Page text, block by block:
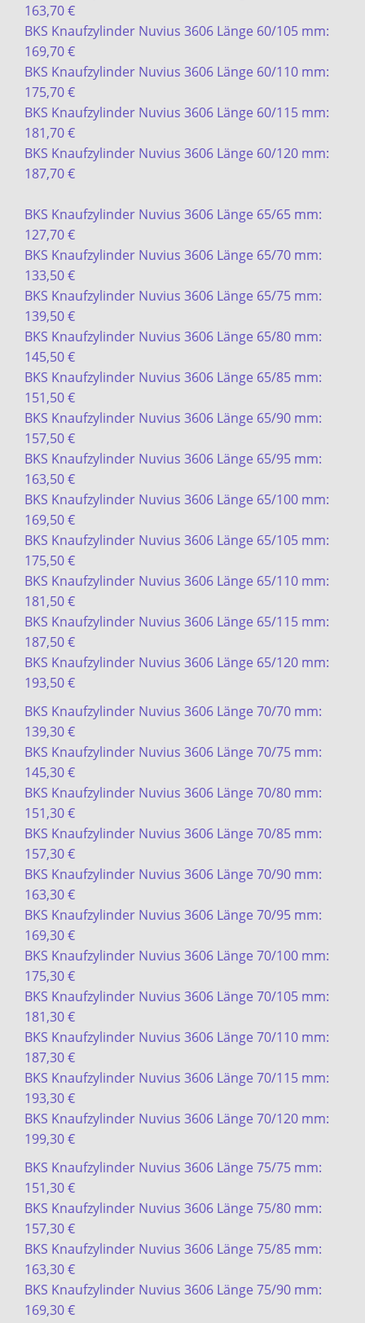
163,70 €
BKS Knaufzylinder Nuvius 3606 Länge 60/105 mm:
169,70 €
BKS Knaufzylinder Nuvius 3606 Länge 60/110 mm:
175,70 €
BKS Knaufzylinder Nuvius 3606 Länge 60/115 mm:
181,70 €
BKS Knaufzylinder Nuvius 3606 Länge 60/120 mm:
187,70 €
BKS Knaufzylinder Nuvius 3606 Länge 65/65 mm:
127,70 €
BKS Knaufzylinder Nuvius 3606 Länge 65/70 mm:
133,50 €
BKS Knaufzylinder Nuvius 3606 Länge 65/75 mm:
139,50 €
BKS Knaufzylinder Nuvius 3606 Länge 65/80 mm:
145,50 €
BKS Knaufzylinder Nuvius 3606 Länge 65/85 mm:
151,50 €
BKS Knaufzylinder Nuvius 3606 Länge 65/90 mm:
157,50 €
BKS Knaufzylinder Nuvius 3606 Länge 65/95 mm:
163,50 €
BKS Knaufzylinder Nuvius 3606 Länge 65/100 mm:
169,50 €
BKS Knaufzylinder Nuvius 3606 Länge 65/105 mm:
175,50 €
BKS Knaufzylinder Nuvius 3606 Länge 65/110 mm:
181,50 €
BKS Knaufzylinder Nuvius 3606 Länge 65/115 mm:
187,50 €
BKS Knaufzylinder Nuvius 3606 Länge 65/120 mm:
193,50 €
BKS Knaufzylinder Nuvius 3606 Länge 70/70 mm:
139,30 €
BKS Knaufzylinder Nuvius 3606 Länge 70/75 mm:
145,30 €
BKS Knaufzylinder Nuvius 3606 Länge 70/80 mm:
151,30 €
BKS Knaufzylinder Nuvius 3606 Länge 70/85 mm:
157,30 €
BKS Knaufzylinder Nuvius 3606 Länge 70/90 mm:
163,30 €
BKS Knaufzylinder Nuvius 3606 Länge 70/95 mm:
169,30 €
BKS Knaufzylinder Nuvius 3606 Länge 70/100 mm:
175,30 €
BKS Knaufzylinder Nuvius 3606 Länge 70/105 mm:
181,30 €
BKS Knaufzylinder Nuvius 3606 Länge 70/110 mm:
187,30 €
BKS Knaufzylinder Nuvius 3606 Länge 70/115 mm:
193,30 €
BKS Knaufzylinder Nuvius 3606 Länge 70/120 mm:
199,30 €
BKS Knaufzylinder Nuvius 3606 Länge 75/75 mm:
151,30 €
BKS Knaufzylinder Nuvius 3606 Länge 75/80 mm:
157,30 €
BKS Knaufzylinder Nuvius 3606 Länge 75/85 mm:
163,30 €
BKS Knaufzylinder Nuvius 3606 Länge 75/90 mm:
169,30 €